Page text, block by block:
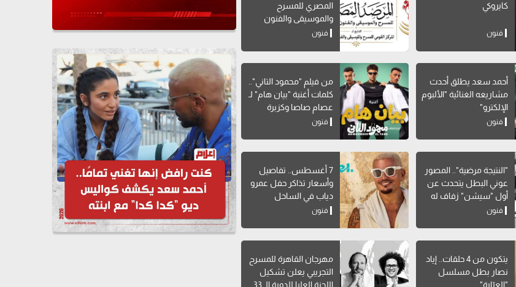
كايروكي
فنون
المصري للمسرح
والموسيقى والفنون
الشعبية"
فنون
أحمد سعد يطلق أحدث
مشاريعه الغنائية "الألبوم
الإلكترو"
فنون
من فيلم "محمود التاني"..
كلمات أغنية "بيان هام" لـ
عصام صاصا وكزبرة
فنون
"النتيجة مرضية".. المصور
عوني البطل يتحدث عن
أول "سيشن" زفاف له
بالأبيض والأسود
فنون
7 أغسطس.. تفاصيل
وأسعار تذاكر حفل عمرو
دياب في الساحل
فنون
يتكون من 4 حلقات.. إياد
نصار بطل مسلسل
"العبّارة"
مهرجان القاهرة للمسرح
التجريبي يعلن تشكيل
اللجنة العليا للدورة الـ 33